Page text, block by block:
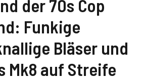
der 70s Cop
Funkige
Bläser und
Mk8 auf Streife